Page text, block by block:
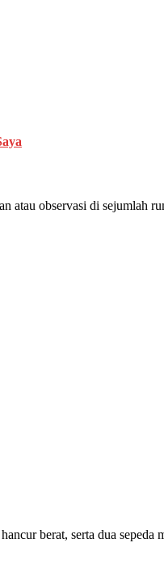
atau observasi di sejumlah
berat, serta dua